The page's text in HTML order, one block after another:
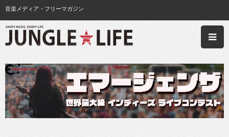
音楽メディア・フリーマガジン